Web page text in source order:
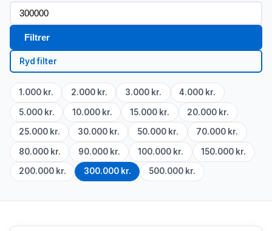
Filtrer
Ryd filter
1.000 kr. 2.000 kr. 3.000 kr. 4.000 kr.
5.000 kr. 10.000 kr. 15.000 kr. 20.000 kr.
25.000 kr. 30.000 kr. 50.000 kr. 70.000 kr.
80.000 kr. 90.000 kr. 100.000 kr. 150.000 kr.
200.000 kr. 300.000 kr. 500.000 kr.